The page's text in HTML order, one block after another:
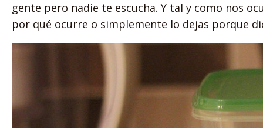
gente pero nadie te escucha. Y tal y como nos
por qué ocurre o simplemente lo dejas porque